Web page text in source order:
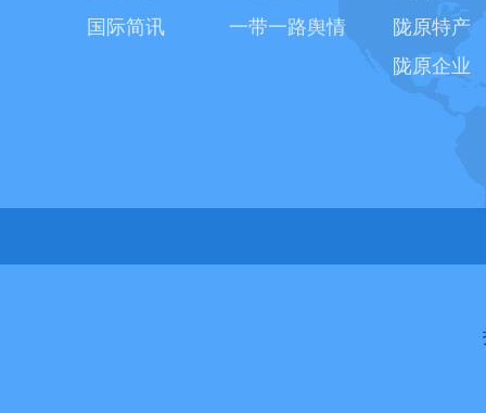
国际简讯
一带一路舆情
陇原特产
陇原企业